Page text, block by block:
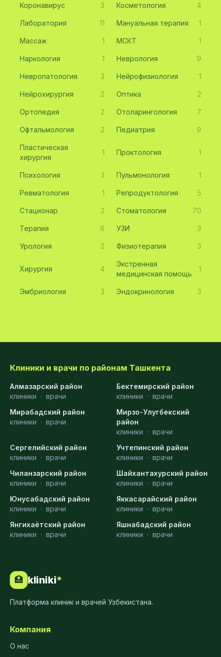
Коронавирус 3 Косметология 4
Лаборатория 11 Мануальная терапия 1
Массаж 1 МСКТ 1
Наркология 1 Неврология 9
Невропатология 3 Нейрофизиология 1
Нейрохирургия 2 Оптика 2
Ортопедия 2 Отоларингология 7
Офтальмология 2 Педиатрия 9
Пластическая
хирургия
1 Проктология 1
Психология 3 Пульмонология 1
Ревматология 1 Репродуктология 5
Стационар 2 Стоматология 70
Терапия 6 УЗИ 3
Урология 2 Физиотерапия 3
Хирургия 4
Экстренная
медицинская помощь
1
Эмбриология 3 Эндокринология 3
Клиники и врачи по районам Ташкента
Алмазарский район
клиники · врачи
Бектемирский район
клиники · врачи
Мирабадский район
клиники · врачи
Мирзо-Улугбекский
район
клиники · врачи
Сергелийский район
клиники · врачи
Учтепинский район
клиники · врачи
Чиланзарский район
клиники · врачи
Шайхантахурский район
клиники · врачи
Юнусабадский район
клиники · врачи
Яккасарайский район
клиники · врачи
Янгихаётский район
клиники · врачи
Яшнабадский район
клиники · врачи
🏥 kliniki*
Платформа клиник и врачей Узбекистана.
Компания
О нас